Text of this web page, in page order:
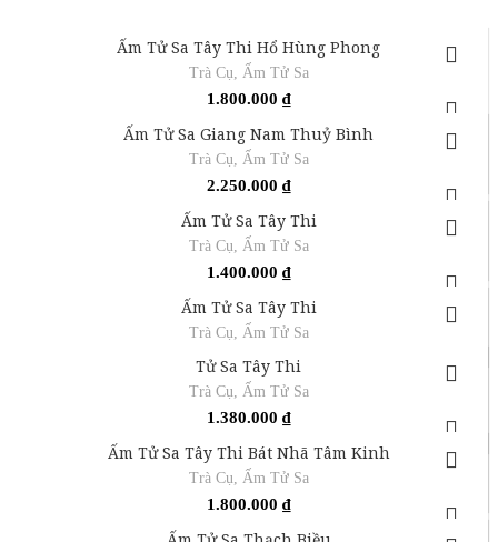
Ấm Tử Sa Tây Thi Hổ Hùng Phong
Trà Cụ, Ấm Tử Sa
1.800.000 ₫
Ấm Tử Sa Giang Nam Thuỷ Bình
Trà Cụ, Ấm Tử Sa
2.250.000 ₫
Ấm Tử Sa Tây Thi
Trà Cụ, Ấm Tử Sa
1.400.000 ₫
Ấm Tử Sa Tây Thi
Trà Cụ, Ấm Tử Sa
Tử Sa Tây Thi
Trà Cụ, Ấm Tử Sa
1.380.000 ₫
Ấm Tử Sa Tây Thi Bát Nhã Tâm Kinh
Trà Cụ, Ấm Tử Sa
1.800.000 ₫